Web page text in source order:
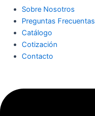
Sobre Nosotros
Preguntas Frecuentas
Catálogo
Cotización
Contacto